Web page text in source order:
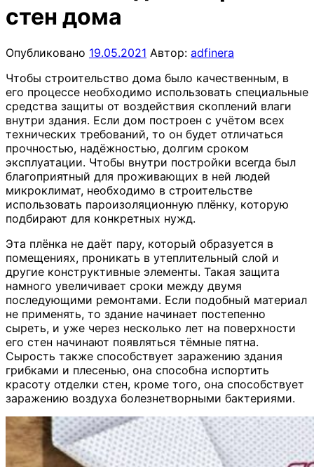
стен дома
Опубликовано 19.05.2021 Автор: adfinera
Чтобы строительство дома было качественным, в
его процессе необходимо использовать специальные
средства защиты от воздействия скоплений влаги
внутри здания. Если дом построен с учётом всех
технических требований, то он будет отличаться
прочностью, надёжностью, долгим сроком
эксплуатации. Чтобы внутри постройки всегда был
благоприятный для проживающих в ней людей
микроклимат, необходимо в строительстве
использовать пароизоляционную плёнку, которую
подбирают для конкретных нужд.
Эта плёнка не даёт пару, который образуется в
помещениях, проникать в утеплительный слой и
другие конструктивные элементы. Такая защита
намного увеличивает сроки между двумя
последующими ремонтами. Если подобный материал
не применять, то здание начинает постепенно
сыреть, и уже через несколько лет на поверхности
его стен начинают появляться тёмные пятна.
Сырость также способствует заражению здания
грибками и плесенью, она способна испортить
красоту отделки стен, кроме того, она способствует
заражению воздуха болезнетворными бактериями.